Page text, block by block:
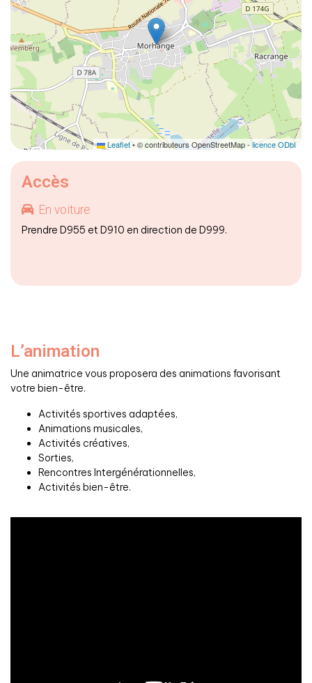
Leaflet• © contributeurs OpenStreetMap -licence ODbL
Accès
En voiture
Prendre D955 et D910 en direction de D999.
L’animation
Une animatrice vous proposera des animations favorisant
votre bien-être.
Activités sportives adaptées,
Animations musicales,
Activités créatives,
Sorties,
Rencontres Intergénérationnelles,
Activités bien-être.